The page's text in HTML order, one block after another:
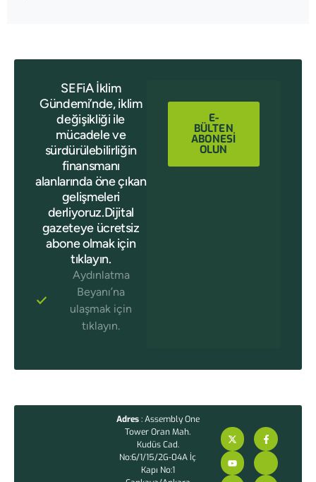
SEFiA İklim
Gündemi’nde, iklim
değişikliği ile
mücadele ve
sürdürülebilirliğin
finansmanı
alanlarında öne çıkan
gelişmeleri
derliyoruz.Dijital
gazeteye ücretsiz
abone olmak için
tıklayın.
Aydınlatma
Beyanı’na
ulaşmak için
tıklayın.
E-
BÜLTEN
ABONESİ
OLUN
Adres: Assembly One
Tower Oran Mah.
Kudüs Cad.
No:6/1/15/2G-04A İç
Kapı No:1